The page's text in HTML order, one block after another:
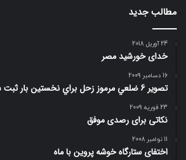
مطالب جدید
24 آوریل 2018
خدای خورشید مصر
16 دسامبر 2009
تصوير 6 ضلعي مرموز زحل براي نخستين بار ثبت شد
23 فوریه 2009
نکاتی برای رصدی موفق
11 نوامبر 2008
اختفای ستارگاه خوشه پروین با ماه